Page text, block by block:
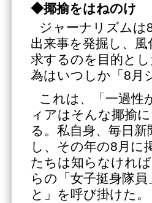
◆揶揄をはねのけ
ジャーナリズムは
出来事を発掘し、
求するのを目的と
為はいつしか「8月
これは、「一過性
ィアはそんな揶揄
る。私自身、毎日
し、その年の8月に
たちは知らなけれ
らの「女子挺身隊
と」を呼び掛けた。